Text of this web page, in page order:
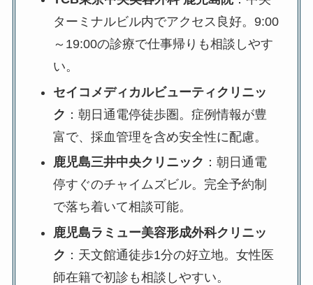
ターミナルビル内でアクセス良好。9:00
～19:00の診療で仕事帰りも相談しやす
い。
セイコメディカルビューティクリニッ
ク ：朝日通電停徒歩圏。症例情報が豊
富で、採血管理を含め安全性に配慮。
鹿児島三井中央クリニック ：朝日通電
停すぐのチャイムズビル。完全予約制
で落ち着いて相談可能。
鹿児島ラミュー美容形成外科クリニッ
ク ：天文館通徒歩1分の好立地。女性医
師在籍で初診も相談しやすい。